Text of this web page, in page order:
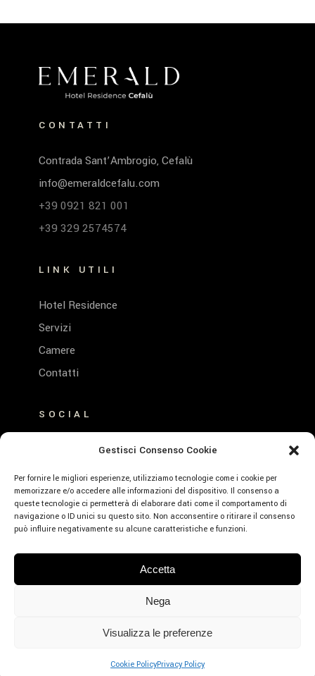
Gestisci Consenso Cookie
Per fornire le migliori esperienze, utilizziamo tecnologie come i cookie per
memorizzare e/o accedere alle informazioni del dispositivo. Il consenso a
queste tecnologie ci permetterà di elaborare dati come il comportamento di
navigazione o ID unici su questo sito. Non acconsentire o ritirare il consenso
può influire negativamente su alcune caratteristiche e funzioni.
Accetta
Nega
Visualizza le preferenze
Cookie PolicyPrivacy Policy
PRENOTA
CONTATTI
Contrada Sant’Ambrogio, Cefalù
info@emeraldcefalu.com
+39 0921 821 001
+39 329 2574574
LINK UTILI
Hotel Residence
Servizi
Camere
Contatti
SOCIAL
© Emerald Hotel Residence Cefalù – P.Iva:
CIN: IT082027A1K593RXJE – Designed by
Webvox.it